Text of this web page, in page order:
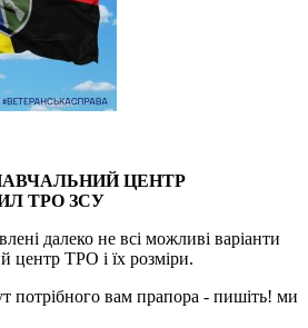
НАВЧАЛЬНИЙ ЦЕНТР
ТРО ЗСУ
далеко не всі можливі варіанти
центр ТРО і їх розміри.
вам прапора - пишіть! ми